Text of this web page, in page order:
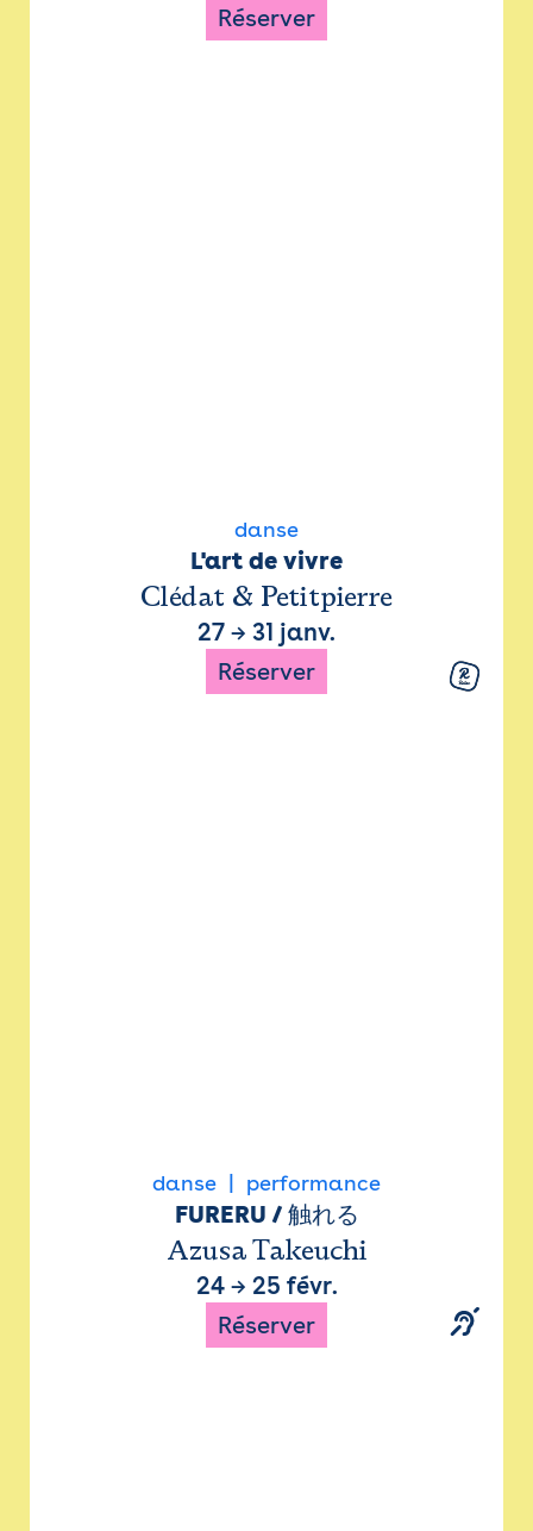
Réserver
danse
L'art de vivre
Clédat & Petitpierre
27 → 31 janv.
Réserver
danse performance
FURERU / 触れる
Azusa Takeuchi
24→ 25 févr.
Réserver